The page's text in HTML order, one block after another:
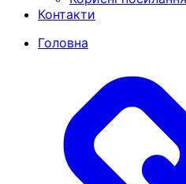
Контакти
Головна